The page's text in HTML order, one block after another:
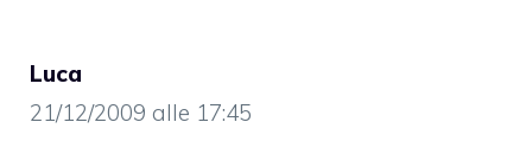
Luca
21/12/2009 alle 17:45